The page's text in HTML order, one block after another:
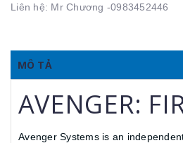
Liên hệ: Mr Chương -0983452446
MÔ TẢ
AVENGER:
Avenger Systems is an